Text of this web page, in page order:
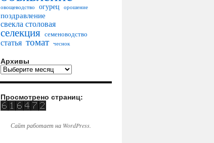
овощеводство огурец орошение
поздравление
свекла столовая
селекция семеноводство
статья томат чеснок
Архивы
Просмотрено страниц:
Сайт работает на WordPress.